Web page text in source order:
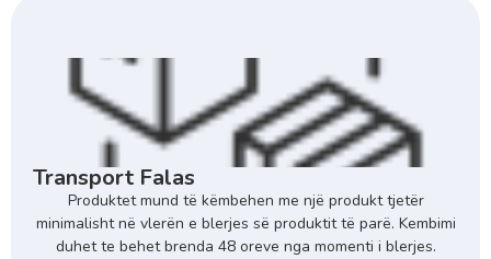
Transport Falas
Produktet mund të këmbehen me një produkt tjetër
minimalisht në vlerën e blerjes së produktit të parë. Kembimi
duhet te behet brenda 48 oreve nga momenti i blerjes.